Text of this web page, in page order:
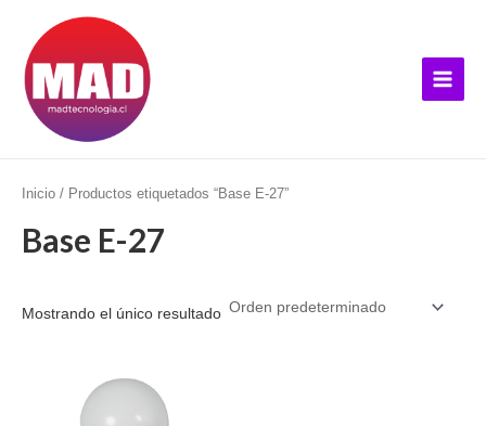
contenido
Menu
s
c
pInicio / Productos etiquetados “Base E-27”
Base E-27
Mostrando el único resultado